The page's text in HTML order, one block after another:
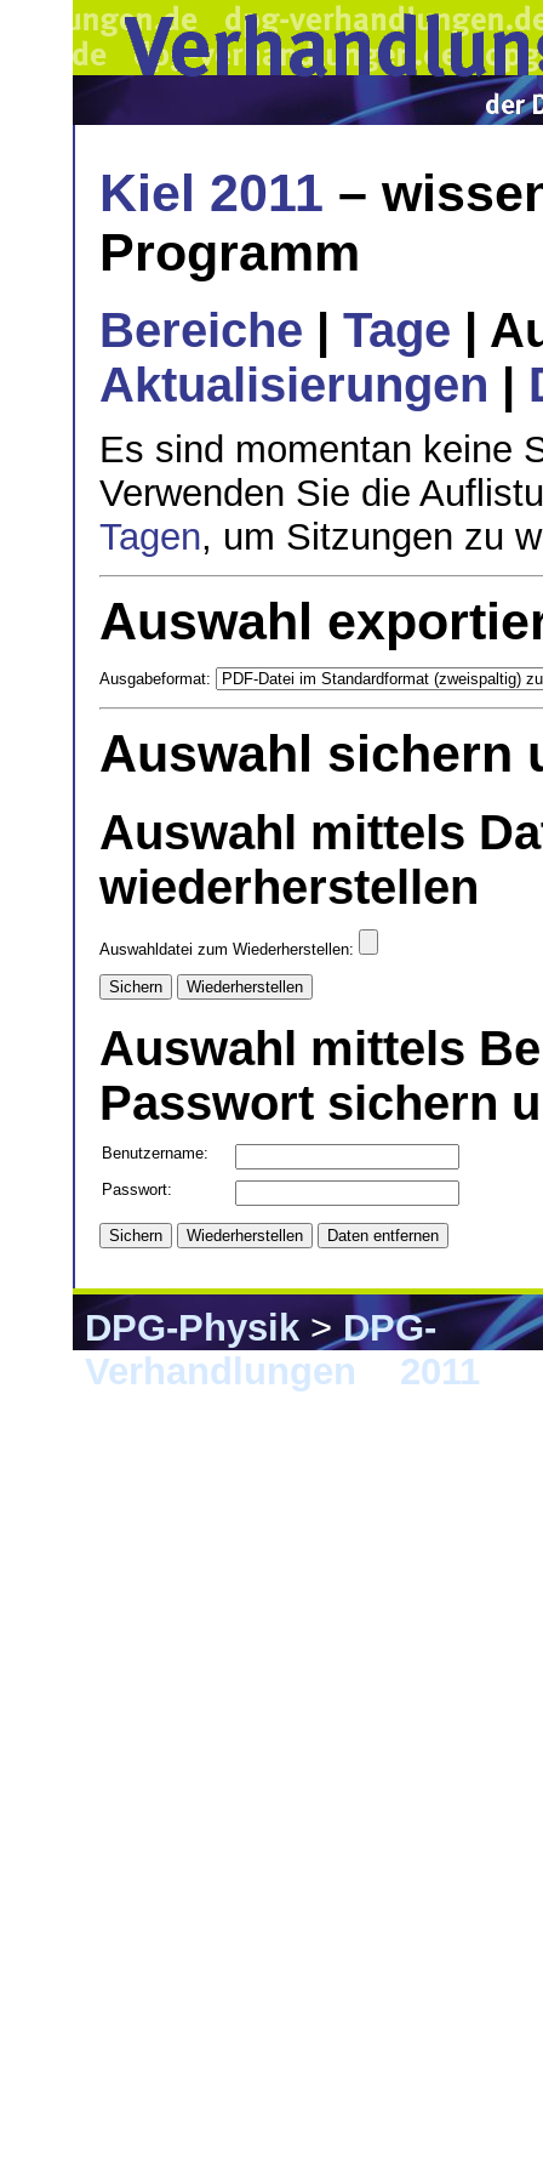
Kiel 2011 –
Programm
Bereiche Tage |
Aktualisierungen
Es sind momentan keine
Verwenden Sie die
Tagen, um Sitzungen zu
Auswahl
Ausgabeformat:
Auswahl sichern
Auswahl mittels
wiederherstellen
Auswahldatei zum Wiederherstellen:
Auswahl mittels
Passwort sichern
Benutzername:
Passwort:
DPG-Physik>DPG-
Verhandlungen
2011